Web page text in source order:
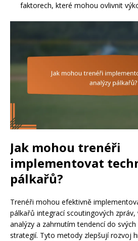
faktorech, které mohou ovlivnit
Jak mohou trenéři
implementovat
pálkařů?
Trenéři mohou efektivně
pálkařů integrací scoutingových zpráv,
analýzy a zahrnutím tendencí do
strategií. Tyto metody zlepšují rozvoj